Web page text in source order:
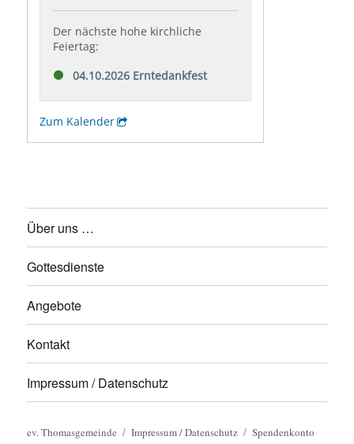
Über uns …
Gottesdienste
Angebote
Kontakt
Impressum / Datenschutz
ev. Thomasgemeinde Impressum / Datenschutz
Spendenkonto